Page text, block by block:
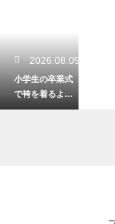
2026.08.09
小学生の卒業式
で袴を着るよう
になった歴史！